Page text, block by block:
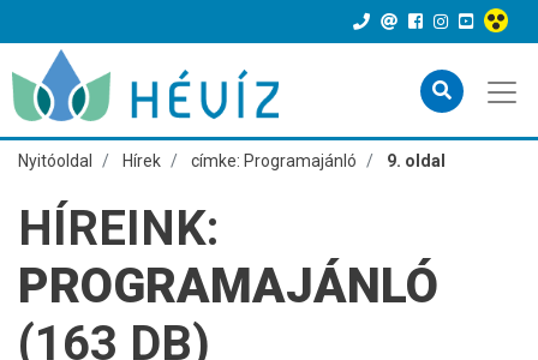
Nyitóoldal Hírek címke: Programajánló 9. oldal
HÍREINK:
PROGRAMAJÁNLÓ
(163 DB)